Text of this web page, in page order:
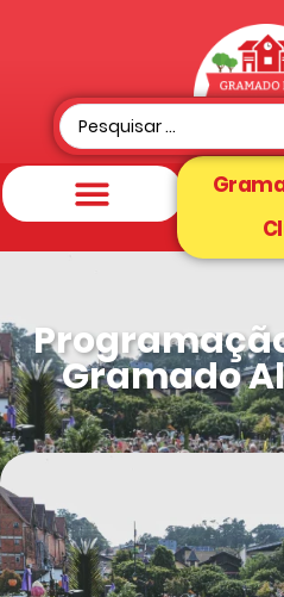
Gramado